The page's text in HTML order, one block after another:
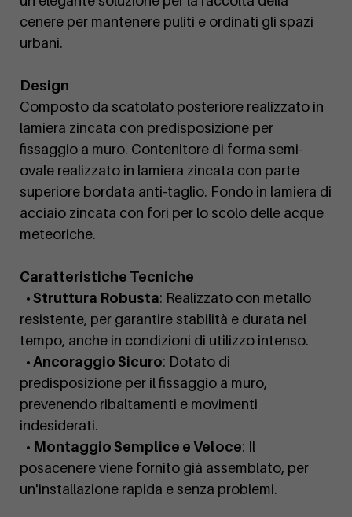
cenere per mantenere puliti e ordinati gli spazi
urbani.
Design
Composto da scatolato posteriore realizzato in
lamiera zincata con predisposizione per
fissaggio a muro. Contenitore di forma semi-
ovale realizzato in lamiera zincata con parte
superiore bordata anti-taglio. Fondo in lamiera di
acciaio zincata con fori per lo scolo delle acque
meteoriche.
Caratteristiche Tecniche
• Struttura Robusta: Realizzato con metallo
resistente, per garantire stabilità e durata nel
tempo, anche in condizioni di utilizzo intenso.
• Ancoraggio Sicuro: Dotato di
predisposizione per il fissaggio a muro,
prevenendo ribaltamenti e movimenti
indesiderati.
• Montaggio Semplice e Veloce: Il
posacenere viene fornito già assemblato, per
un'installazione rapida e senza problemi.